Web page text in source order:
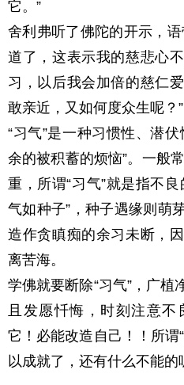
它。”
舍利弗听了佛陀的开示，
道了，这表示我的慈悲心
习，以后我会加倍的慈仁
敢亲近，又如何度众生呢？”
“习气”是一种习惯性、潜
余的被积蓄的烦恼”。一般
重，所谓“习气”就是指不
气如种子”，种子遇缘则萌
造作贪瞋痴的余习未断，
离苦海。
学佛就要断除“习气”，广
且发愿忏悔，时刻注意
它！必能改造自己！！所谓
以成就了，还有什么不能的